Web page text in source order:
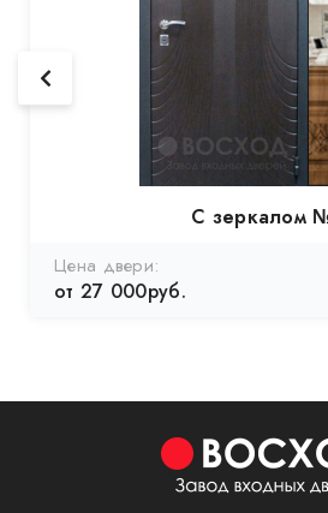
С зеркалом
Цена двери:
от 27 000руб.